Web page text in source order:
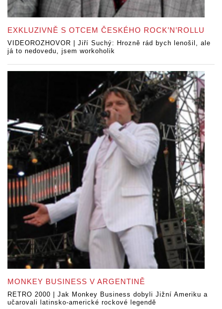
EXKLUZIVNĚ S OTCEM ČESKÉHO ROCK’N’ROLLU
VIDEOROZHOVOR | Jiří Suchý: Hrozně rád bych lenošil, ale
já to nedovedu, jsem workoholik
MONKEY BUSINESS V ARGENTINĚ
RETRO 2000 | Jak Monkey Business dobyli Jižní Ameriku a
učarovali latinsko-americké rockové legendě